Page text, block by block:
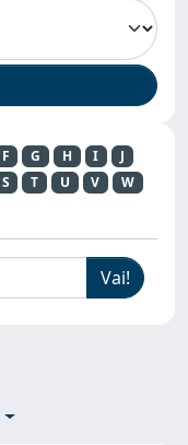
F G H I
J
S T U V
W